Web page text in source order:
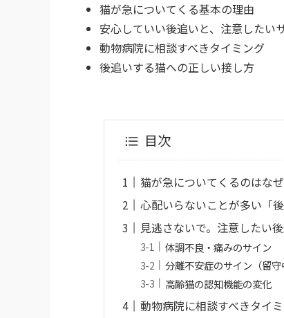
猫が急についてくる基本の理由
安心していい後追いと、注意したい
動物病院に相談すべきタイミング
後追いする猫への正しい接し方
目次
猫が急についてくるのはな
心配いらないことが多い「
見逃さないで。注意したい
体調不良・痛みのサイン
分離不安症のサイン（留守
高齢猫の認知機能の変化
動物病院に相談すべきタイ